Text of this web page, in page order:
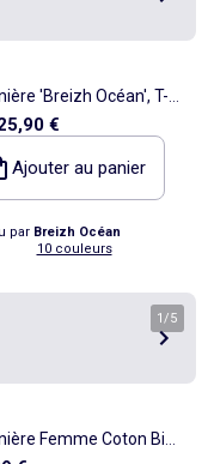
'Breizh Océan', T-
mixte épais en
Bio, Homme ou
€
Ajouter au panier
par Breizh Océan
10 couleurs
1 /5
Femme Coton Bio